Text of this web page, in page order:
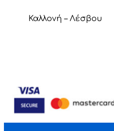
Καλλονή – Λέσβου